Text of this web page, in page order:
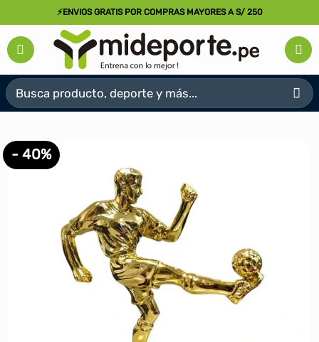
al
contenido
⚡ENVIOS GRATIS POR COMPRAS MAYORES A S/ 250
Buscar
por:
- 40%